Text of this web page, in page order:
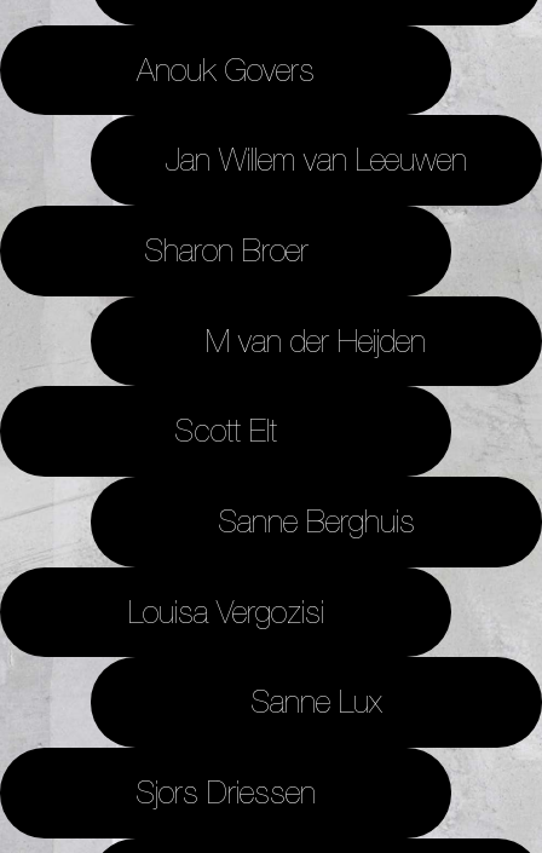
Anouk Govers
Jan Willem van Leeuwen
Sharon Broer
M van der Heijden
Scott Elt
Sanne Berghuis
Louisa Vergozisi
Sanne Lux
Sjors Driessen